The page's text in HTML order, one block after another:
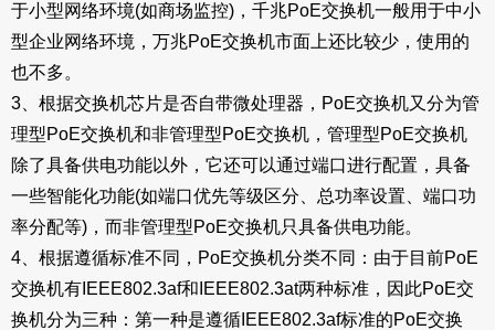
于小型网络环境(如商场监控)，千兆PoE交换机一般用于中小
型企业网络环境，万兆PoE交换机市面上还比较少，使用的
也不多。
3、根据交换机芯片是否自带微处理器，PoE交换机又分为管
理型PoE交换机和非管理型PoE交换机，管理型PoE交换机
除了具备供电功能以外，它还可以通过端口进行配置，具备
一些智能化功能(如端口优先等级区分、总功率设置、端口功
率分配等)，而非管理型PoE交换机只具备供电功能。
4、根据遵循标准不同，PoE交换机分类不同：由于目前PoE
交换机有IEEE802.3af和IEEE802.3at两种标准，因此PoE交
换机分为三种：第一种是遵循IEEE802.3af标准的PoE交换